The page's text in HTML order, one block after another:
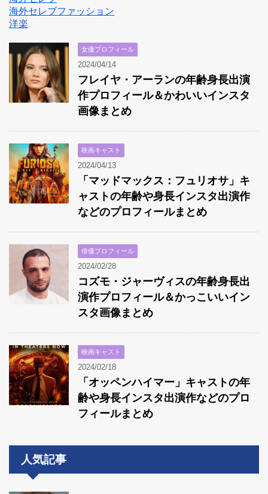
海外セレブファッション
洋楽
女優プロフィール
2024/04/14
フレイヤ・アーランの年齢身長出演
作プロフィール＆かわいいインスタ
画像まとめ
映画キャスト
2024/04/13
「マッドマックス：フュリオサ」キ
ャストの年齢や身長インスタ出演作
などのプロフィールまとめ
俳優プロフィール
2024/02/28
コズモ・ジャーヴィスの年齢身長出
演作プロフィール＆かっこいいイン
スタ画像まとめ
映画キャスト
2024/02/18
「オッペンハイマー」キャストの年
齢や身長インスタ出演作などのプロ
フィールまとめ
人気記事